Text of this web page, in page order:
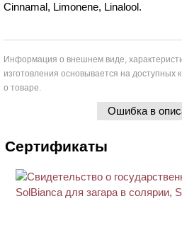
Cinnamal, Limonene, Linalool.
Информация о внешнем виде,
изготовления основывается на доступных
о товаре.
Ошибка в
Сертификаты